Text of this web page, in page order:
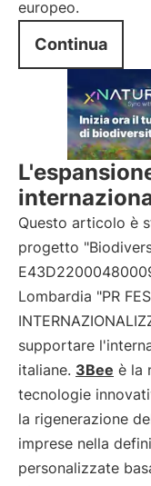
europeo.
Continua
Questo articolo è
progetto
Lombardia "PR
supportare
italiane. 3Bee è la
tecnologie
la rigenerazione
imprese nella
personalizzate